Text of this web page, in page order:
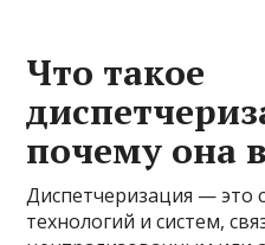
Что такое
почему она
Диспетчеризация — это
технологий и систем,